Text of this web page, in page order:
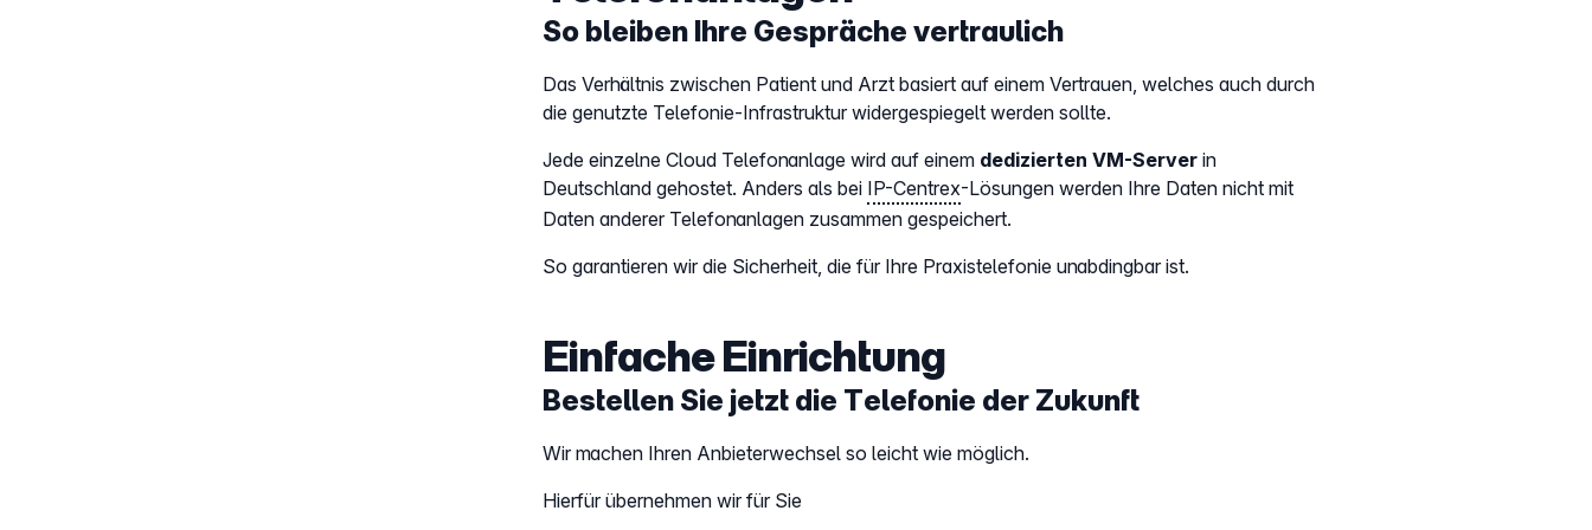
So bleiben Ihre Gespräche vertraulich
Das Verhältnis zwischen Patient und Arzt basiert auf einem Vertrauen, welches auch durch
die genutzte Telefonie-Infrastruktur widergespiegelt werden sollte.
Jede einzelne Cloud Telefonanlage wird auf einem dedizierten VM-Server in
Deutschland gehostet. Anders als bei IP-Centrex-Lösungen werden Ihre Daten nicht mit
Daten anderer Telefonanlagen zusammen gespeichert.
So garantieren wir die Sicherheit, die für Ihre Praxistelefonie unabdingbar ist.
Einfache Einrichtung
Bestellen Sie jetzt die Telefonie der Zukunft
Wir machen Ihren Anbieterwechsel so leicht wie möglich.
Hierfür übernehmen wir für Sie